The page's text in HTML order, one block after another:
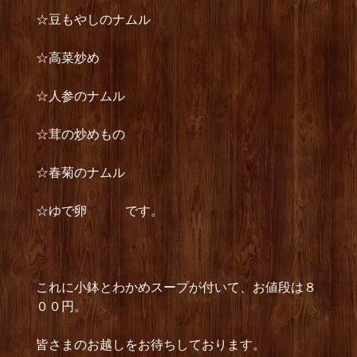
☆豆もやしのナムル
☆高菜炒め
☆人参のナムル
☆茸の炒めもの
☆春菊のナムル
☆ゆで卵 です。
これに小鉢とわかめスープが付いて、お値段は８
００円。
皆さまのお越しをお待ちしております。